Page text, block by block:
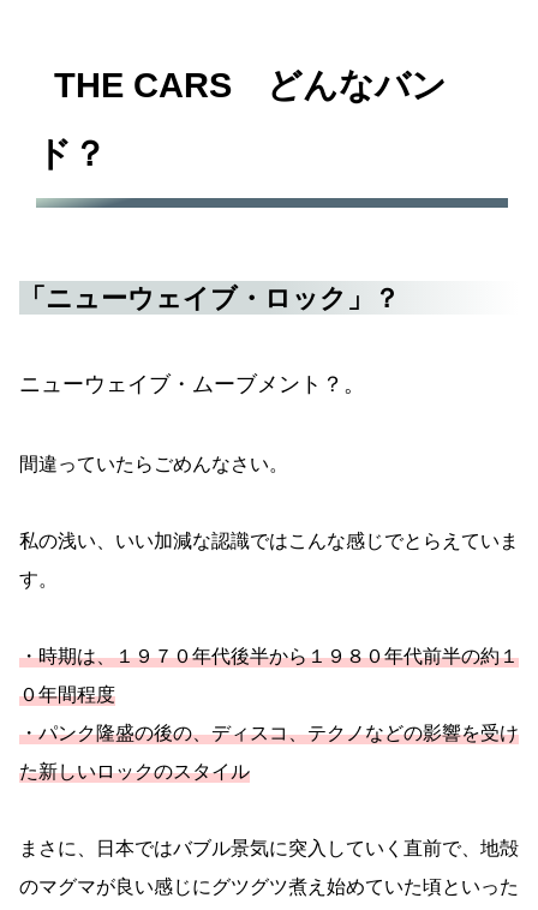
THE CARS どんなバン
ド？
「ニューウェイブ・ロック」？
ニューウェイブ・ムーブメント？。
間違っていたらごめんなさい。
私の浅い、いい加減な認識ではこんな感じでとらえていま
す。
・時期は、１９７０年代後半から１９８０年代前半の約１
０年間程度
・パンク隆盛の後の、ディスコ、テクノなどの影響を受け
た新しいロックのスタイル
まさに、日本ではバブル景気に突入していく直前で、地殻
のマグマが良い感じにグツグツ煮え始めていた頃といった